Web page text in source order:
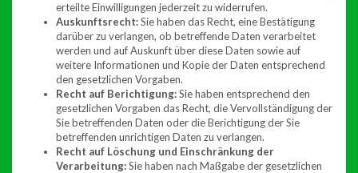
erteilte Einwilligungen jederzeit zu widerrufen.
Auskunftsrecht:Sie haben das Recht, eine Bestätigung
darüber zu verlangen, ob betreffende Daten verarbeitet
werden und auf Auskunft über diese Daten sowie auf
weitere Informationen und Kopie der Daten entsprechend
den gesetzlichen Vorgaben.
Recht auf Berichtigung:Sie haben entsprechend den
gesetzlichen Vorgaben das Recht, die Vervollständigung der
Sie betreffenden Daten oder die Berichtigung der Sie
betreffenden unrichtigen Daten zu verlangen.
Recht auf Löschung und Einschränkung der
Verarbeitung:Sie haben nach Maßgabe der gesetzlichen